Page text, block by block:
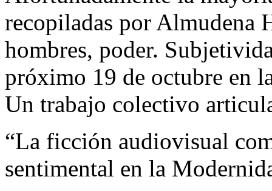
recopiladas por Almudena
hombres, poder.
próximo 19 de octubre en
Un trabajo colectivo
“La ficción audiovisual
sentimental en la